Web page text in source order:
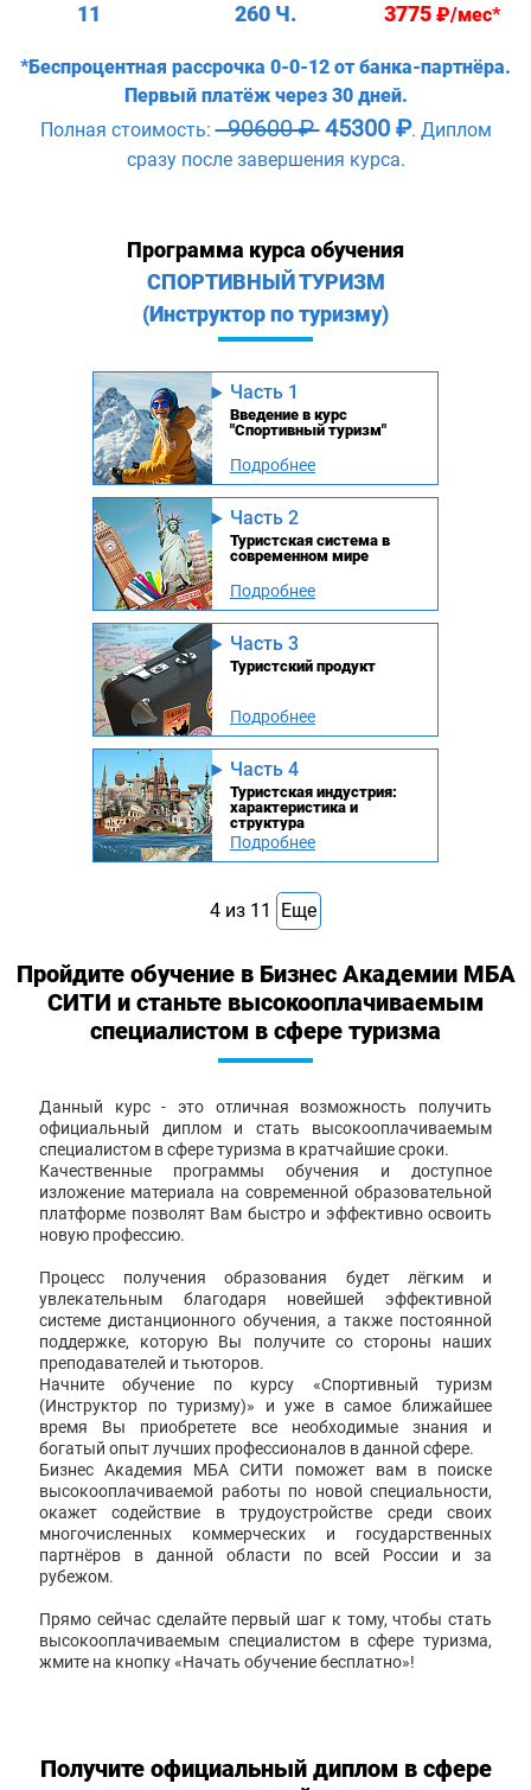
11 260 Ч. 3775₽/мес*
*Беспроцентная рассрочка 0-0-12 от банка-партнёра.
Первый платёж через 30 дней.
Полная стоимость:90600 ₽45300 ₽. Диплом
сразу после завершения курса.
Программа курса обучения
СПОРТИВНЫЙ ТУРИЗМ
(Инструктор по туризму)
Часть 1
Введение в курс
"Спортивный туризм"
Подробнее
Часть 2
Туристская система в
современном мире
Подробнее
Часть 3
Туристский продукт
Подробнее
Часть 4
Туристская индустрия:
характеристика и
структура
Подробнее
4 из 11 Еще
Пройдите обучение в Бизнес Академии МБА
СИТИ и станьте высокооплачиваемым
специалистом в сфере туризма
Данный курс - это отличная возможность получить
официальный диплом и стать высокооплачиваемым
специалистом в сфере туризма в кратчайшие сроки.
Качественные программы обучения и доступное
изложение материала на современной образовательной
платформе позволят Вам быстро и эффективно освоить
новую профессию.
Процесс получения образования будет лёгким и
увлекательным благодаря новейшей эффективной
системе дистанционного обучения, а также постоянной
поддержке, которую Вы получите со стороны наших
преподавателей и тьюторов.
Начните обучение по курсу «Спортивный туризм
(Инструктор по туризму)» и уже в самое ближайшее
время Вы приобретете все необходимые знания и
богатый опыт лучших профессионалов в данной сфере.
Бизнес Академия МБА СИТИ поможет вам в поиске
высокооплачиваемой работы по новой специальности,
окажет содействие в трудоустройстве среди своих
многочисленных коммерческих и государственных
партнёров в данной области по всей России и за
рубежом.
Прямо сейчас сделайте первый шаг к тому, чтобы стать
высокооплачиваемым специалистом в сфере туризма,
жмите на кнопку «Начать обучение бесплатно»!
Получите официальный диплом в сфере